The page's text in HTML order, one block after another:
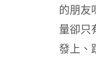
的朋友
量卻只
發上、